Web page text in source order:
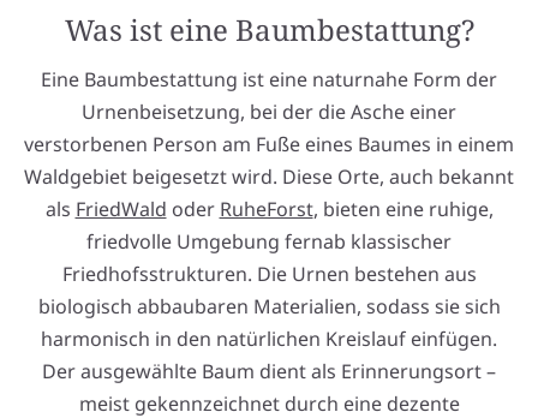
Was ist eine Baumbestattung?
Eine Baumbestattung ist eine naturnahe Form der
Urnenbeisetzung, bei der die Asche einer
verstorbenen Person am Fuße eines Baumes in einem
Waldgebiet beigesetzt wird. Diese Orte, auch bekannt
als FriedWald oder RuheForst, bieten eine ruhige,
friedvolle Umgebung fernab klassischer
Friedhofsstrukturen. Die Urnen bestehen aus
biologisch abbaubaren Materialien, sodass sie sich
harmonisch in den natürlichen Kreislauf einfügen.
Der ausgewählte Baum dient als Erinnerungsort –
meist gekennzeichnet durch eine dezente